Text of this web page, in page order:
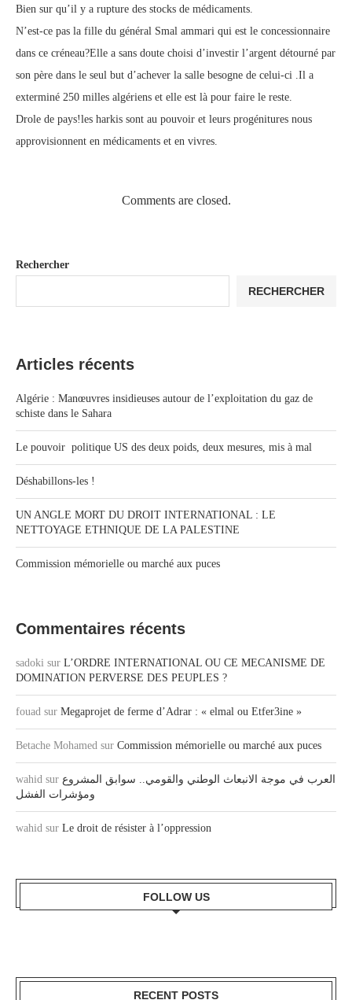
Bien sur qu’il y a rupture des stocks de médicaments.
N’est-ce pas la fille du général Smal ammari qui est le concessionnaire
dans ce créneau?Elle a sans doute choisi d’investir l’argent détourné par
son père dans le seul but d’achever la salle besogne de celui-ci .Il a
exterminé 250 milles algériens et elle est là pour faire le reste.
Drole de pays!les harkis sont au pouvoir et leurs progénitures nous
approvisionnent en médicaments et en vivres.
Comments are closed.
Rechercher
RECHERCHER
Articles récents
Algérie : Manœuvres insidieuses autour de l’exploitation du gaz de
schiste dans le Sahara
Le pouvoir politique US des deux poids, deux mesures, mis à mal
Déshabillons-les !
UN ANGLE MORT DU DROIT INTERNATIONAL : LE
NETTOYAGE ETHNIQUE DE LA PALESTINE
Commission mémorielle ou marché aux puces
Commentaires récents
sadoki sur L’ORDRE INTERNATIONAL OU CE MECANISME DE
DOMINATION PERVERSE DES PEUPLES ?
fouad sur Megaprojet de ferme d’Adrar : « elmal ou Etfer3ine »
Betache Mohamed sur Commission mémorielle ou marché aux puces
wahid sur العرب في موجة الانبعاث الوطني والقومي.. سوابق المشروع
ومؤشرات الفشل
wahid sur Le droit de résister à l’oppression
FOLLOW US
RECENT POSTS